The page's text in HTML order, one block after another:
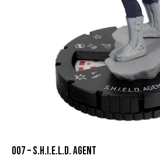
007 – S.H.I.E.L.D. AGENT